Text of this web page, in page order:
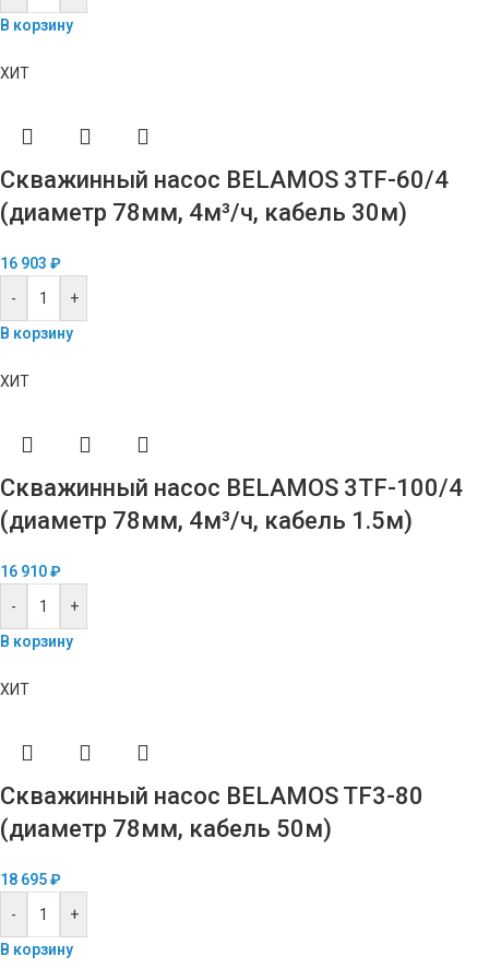
В корзину
ХИТ
Скважинный насос BELAMOS 3TF-60/4
(диаметр 78мм, 4м³/ч, кабель 30м)
16 903 ₽
-
+
В корзину
ХИТ
Скважинный насос BELAMOS 3TF-100/4
(диаметр 78мм, 4м³/ч, кабель 1.5м)
16 910₽
-
+
В корзину
ХИТ
Скважинный насос BELAMOS TF3-80
(диаметр 78мм, кабель 50м)
18 695₽
-
+
В корзину